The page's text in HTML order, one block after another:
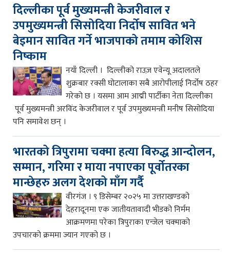
दिल्लीका पूर्व मुख्यमन्त्री केजरीवाल र
उपमुख्यमन्त्री सिसोदिया निर्दोष सावित भने
बेइमान सावित गर्ने भाजपाको तमाम कोशिस
निष्काम
नयाँ दिल्ली । दिल्लीको राउज़ एवेन्यू अदालतले
शुक्रबार रक्सी घोटालाका सबै आरोपीलाई निर्दोष ठहर
गरेको छ । यसमा आम आद्मी पार्टीका नेता दिल्लीका
पूर्व मुख्यमन्त्री अरविंद केजरीवाल र पूर्व उपमुख्यमन्त्री मनीष सिसोदिया
पनि समावेश छन् ।
भारतको त्रिपुरामा चक्मा हत्या बिरुद्ध आन्दोलन,
सम्मान, गरिमा र माया नपाएका पूर्वोतरका
मान्छेहरु अलग देशको माँग गर्दै
वीरगंज । ९ डिसेम्बर २०२५ मा उत्तराखण्डको
देहरादूनमा एक जातीयतावादी भीडको निर्मम
आक्रमणमा परेका त्रिपुराका एन्जेल चक्माको
उपचारको क्रममा ज्यान गएको छ ।